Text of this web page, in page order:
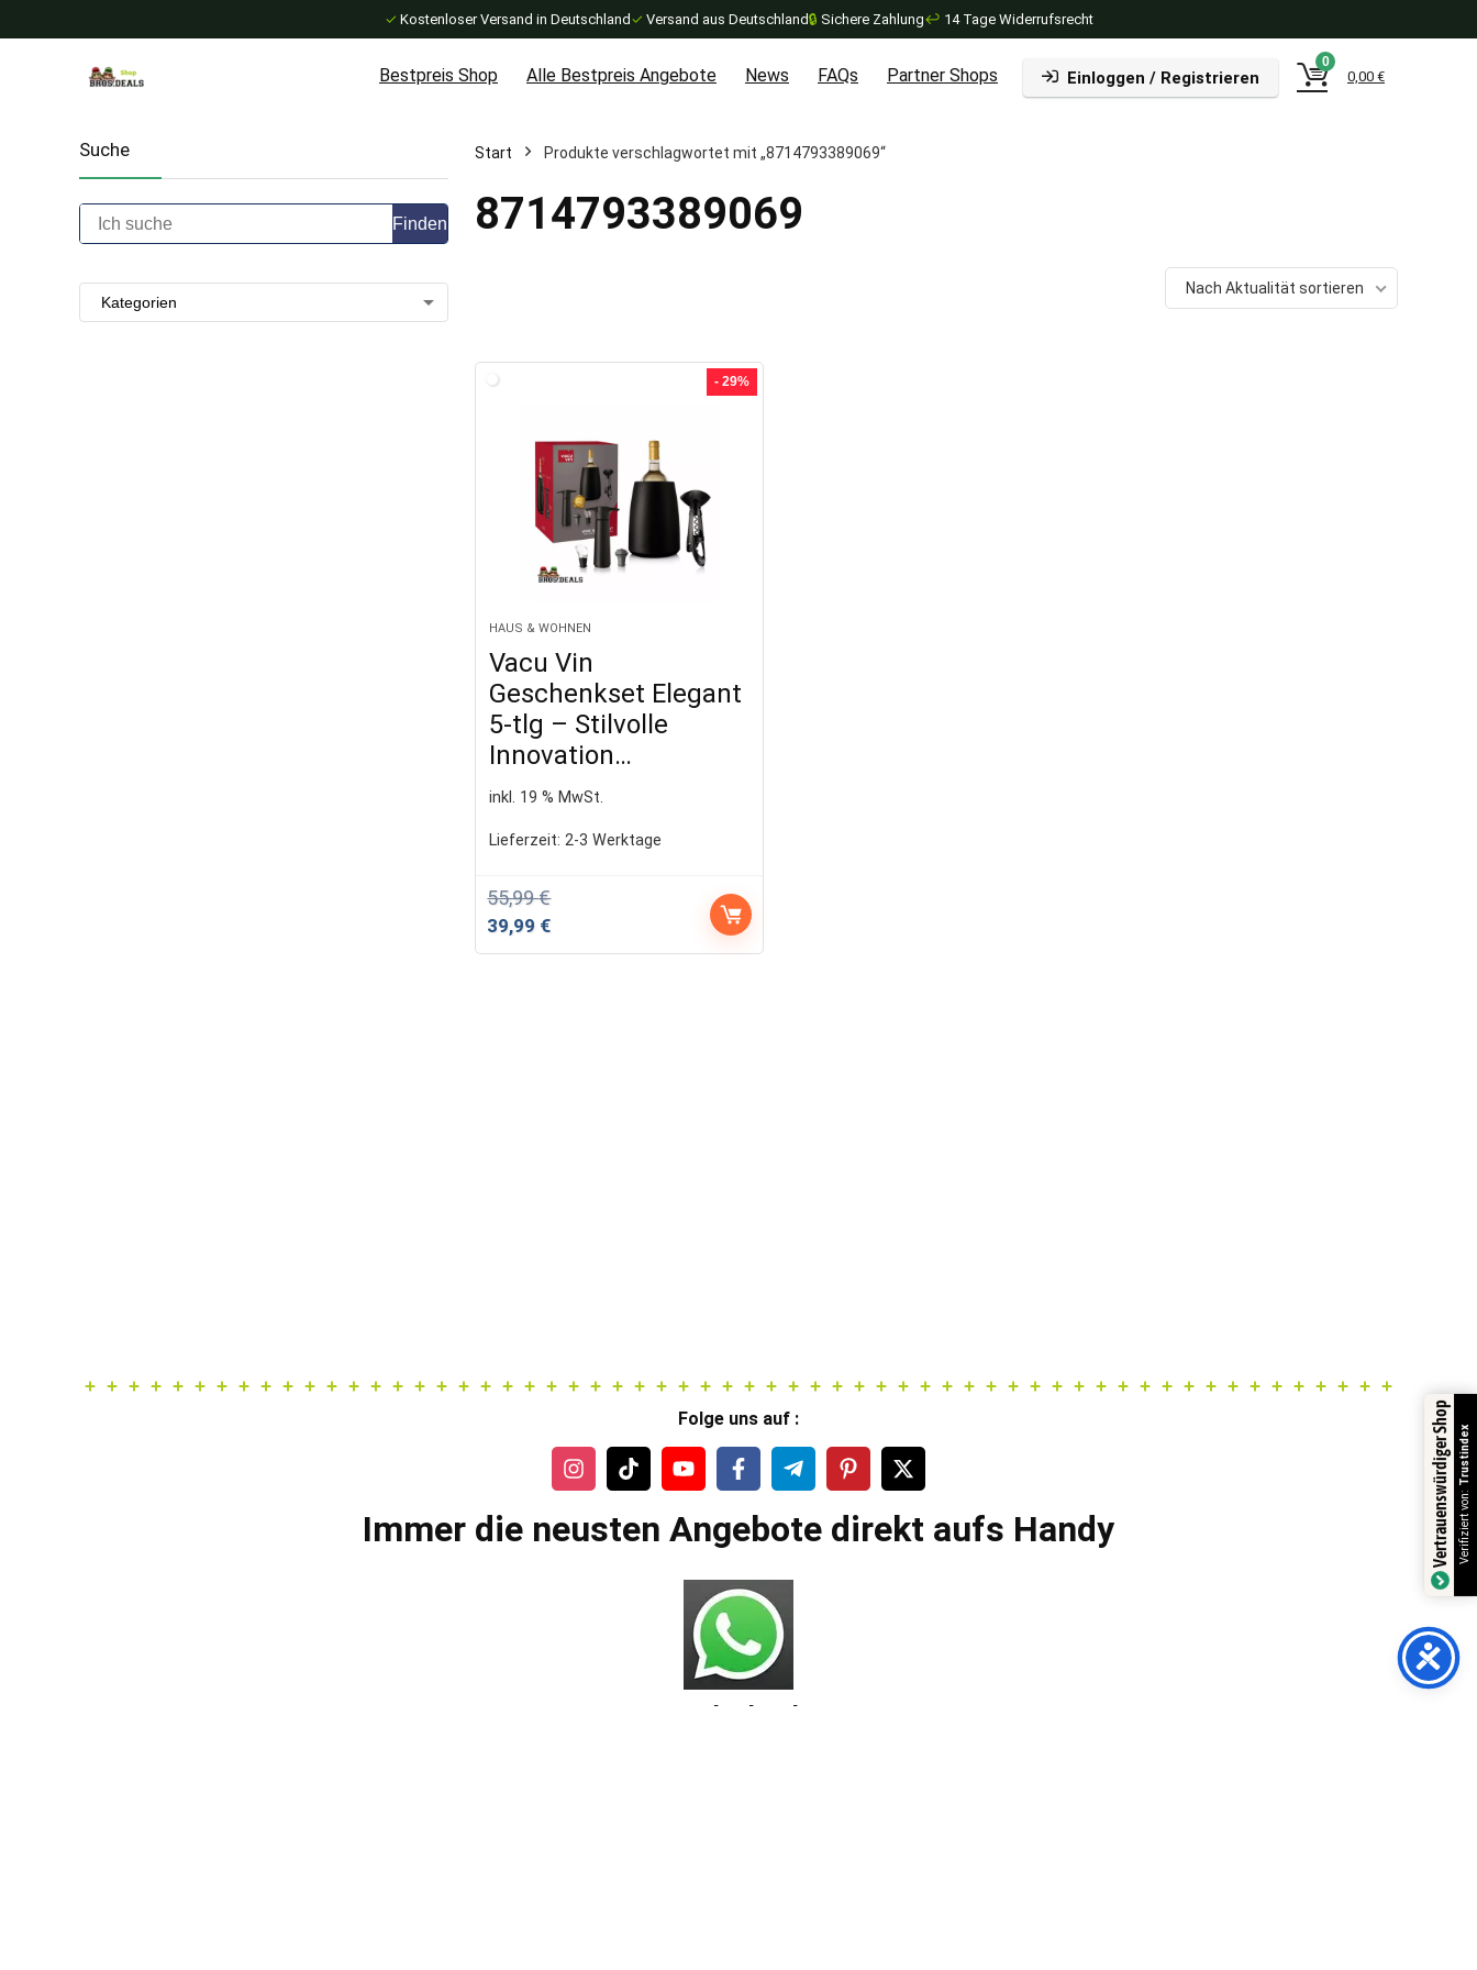
✓ Kostenloser Versand in Deutschland ✓ Versand aus Deutschland🔒 Sichere Zahlung↩ 14 Tage Widerrufsrecht
Bestpreis Shop Alle Bestpreis Angebote News FAQs Partner Shops Einloggen / Registrieren
0
0,00 €
Suche
Finden
Kategorien
Start Produkte verschlagwortet mit „8714793389069“
8714793389069
Nach Aktualität sortieren
- 29%
HAUS & WOHNEN
Vacu Vin
Geschenkset Elegant
5-tlg – Stilvolle
Innovation…
55,99€
Ursprünglicher
39,99 €Aktueller
inkl. 19 % MwSt.
Lieferzeit:2-3 Werktage
Folge uns auf :
Immer die neusten Angebote direkt aufs Handy
Bros.deals Shop
Vertrauenswürdiger ShopVerifiziert von:
Trustindex